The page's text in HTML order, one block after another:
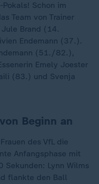
Schon im
Team von Trainer
Brand (14.
Endemann (37.).
(51./82.),
Emely Joester
(83.) und Svenja
Beginn an
des VfL die
Anfangsphase mit
Sekunden: Lynn Wilms
flankte den Ball